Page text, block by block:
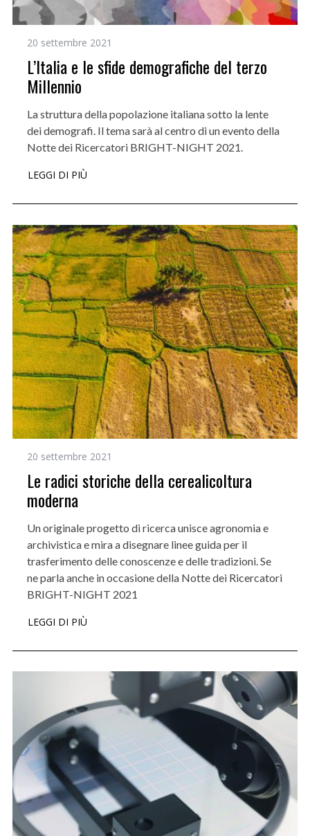
20 settembre 2021
L’Italia e le sfide demografiche del terzo
Millennio
La struttura della popolazione italiana sotto la lente
dei demografi. Il tema sarà al centro di un evento della
Notte dei Ricercatori BRIGHT-NIGHT 2021.
LEGGI DI PIÙ
20 settembre 2021
Le radici storiche della cerealicoltura
moderna
Un originale progetto di ricerca unisce agronomia e
archivistica e mira a disegnare linee guida per il
trasferimento delle conoscenze e delle tradizioni. Se
ne parla anche in occasione della Notte dei Ricercatori
BRIGHT-NIGHT 2021
LEGGI DI PIÙ